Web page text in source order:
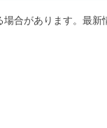
合があります。最新